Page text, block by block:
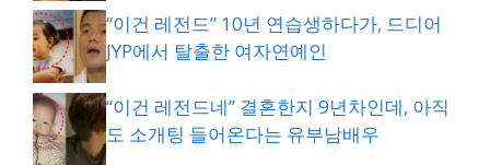
“이건 레전드” 10년 연습생하다가, 드디어
JYP에서 탈출한 여자연예인
“이건 레전드네” 결혼한지 9년차인데, 아직
도 소개팅 들어온다는 유부남배우